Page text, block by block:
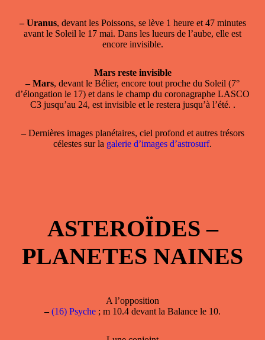
– Uranus, devant les Poissons, se lève 1 heure et 47 minutes
avant le Soleil le 17 mai. Dans les lueurs de l’aube, elle est
encore invisible.
Mars reste invisible
– Mars, devant le Bélier, encore tout proche du Soleil (7°
d’élongation le 17) et dans le champ du coronagraphe LASCO
C3 jusqu’au 24, est invisible et le restera jusqu’à l’été. .
–Dernières images planétaires, ciel profond et autres trésors
célestes sur la galerie d’images d’astrosurf.
ASTEROÏDES –
PLANETES NAINES
A l’opposition
– (16) Psyche ; m 10.4 devant la Balance le 10.